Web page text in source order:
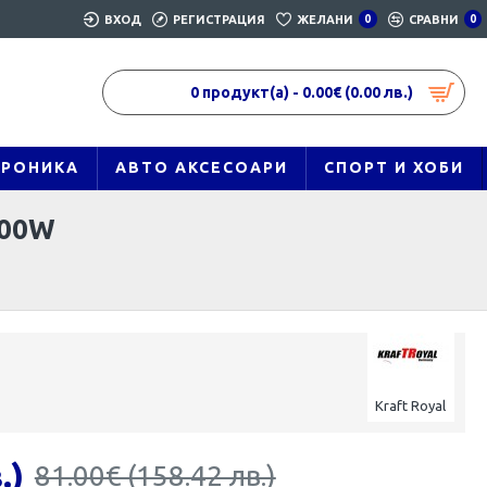
ВХОД РЕГИСТРАЦИЯ ЖЕЛАНИ 0 СРАВНИ 0
0 продукт(а) - 0.00€ (0.00 лв.)
АВТО АКСЕСОАРИ СПОРТ И ХОБИ
Kraft Royal
81.00€ (158.42 лв.)